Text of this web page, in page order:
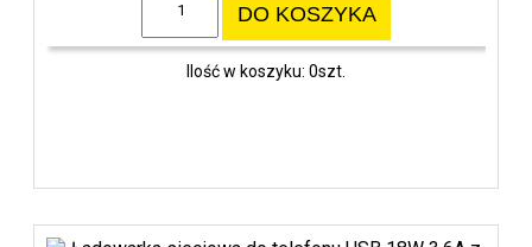
DO KOSZYKA
Ilość w koszyku: 0szt.